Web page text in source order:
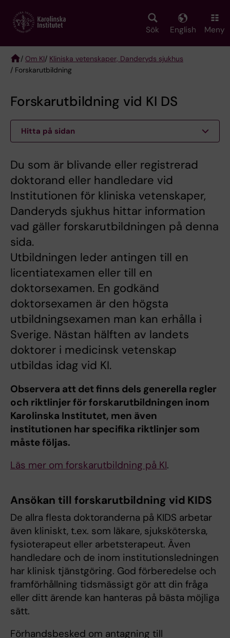
main
Sök English Meny
Breadcrumb
/ Om KI/ Kliniska vetenskaper, Danderyds sjukhus
/ Forskarutbildning
Forskarutbildning vid KI DS
Hitta på sidan
Du som är blivande eller registrerad
doktorand eller handledare vid
Institutionen för kliniska vetenskaper,
Danderyds sjukhus hittar information
vad gäller forskarutbildningen på denna
sida.
Utbildningen leder antingen till en
licentiatexamen eller till en
doktorsexamen. En godkänd
doktorsexamen är den högsta
utbildningsexamen man kan erhålla i
Sverige. Nästan hälften av landets
doktorer i medicinsk vetenskap
utbildas idag vid KI.
Observera att det finns dels generella regler
och riktlinjer för forskarutbildningen inom
Karolinska Institutet, men även
institutionen har specifika riktlinjer som
måste följas.
Läs mer om forskarutbildning på KI.
Ansökan till forskarutbildning vid KIDS
De allra flesta doktoranderna på KIDS arbetar
även kliniskt, t.ex. som läkare, sjuksköterska,
fysioterapeut eller arbetsterapeut. Även
handledare och de inom institutionsledningen
har klinisk tjänstgöring. God förberedelse och
framförhållning tidsmässigt gör att din fråga
eller ditt ärende kan hanteras på bästa möjliga
sätt.
Förhandsbesked om antagning till